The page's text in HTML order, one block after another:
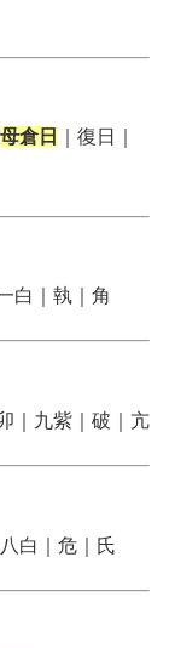
母倉日
｜復日｜
白｜執｜角
｜九紫｜破｜亢
八白｜危｜氏